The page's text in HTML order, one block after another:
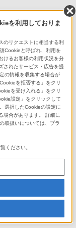
ッドホン
らもケーブルか
たれ、重低音サ
ドに浸る。
も強いアクティ
ャンワイヤレス
を利用しておりま
のリクエストに相当する利
Cookieと呼ばれ、利用を
けるお客様の利用状況を分
されたサービス・広告を提
の情報を収集する場合が
を拒否する」をクリ
を受け入れる」をクリ
設定」をクリックして
選択したCookieの設定に
場合があります。 詳細に
取扱いについては、プラ
ください。